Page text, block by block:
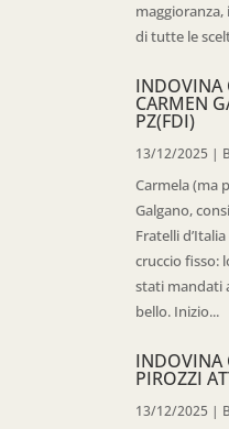
di tutte le
INDOVINA
CARMEN
PZ(FDI)
13/12/2025 |
Carmela (ma
Galgano,
Fratelli
cruccio fisso:
stati mandati
bello. Inizio...
INDOVINA
PIROZZI
13/12/2025 |